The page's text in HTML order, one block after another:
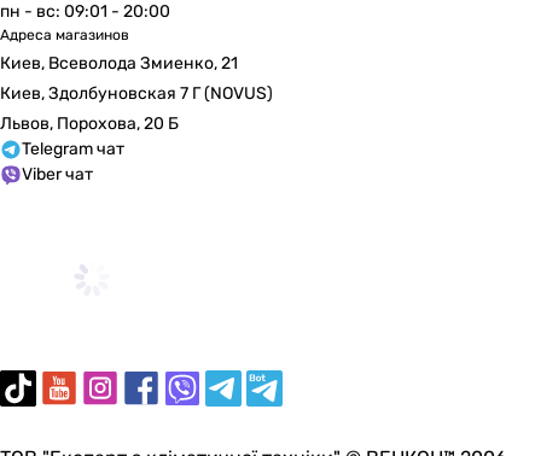
пн - вс: 09:01 - 20:00
Адреса магазинов
Киев, Всеволода Змиенко, 21
Киев, Здолбуновская 7 Г (NOVUS)
Львов, Порохова, 20 Б
Telegram чат
Viber чат